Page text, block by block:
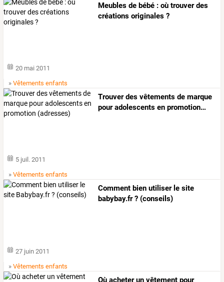
Meubles de bébé : où trouver des
créations originales ?
20 mai 2011
»Vêtements enfants
Trouverdes vêtements de marque
pouradolescents en promotion…
5 juil. 2011
»Vêtements enfants
Comment bien utiliser le site
babybay.fr ? (conseils)
27 juin 2011
»Vêtements enfants
Où acheter un vêtement pour